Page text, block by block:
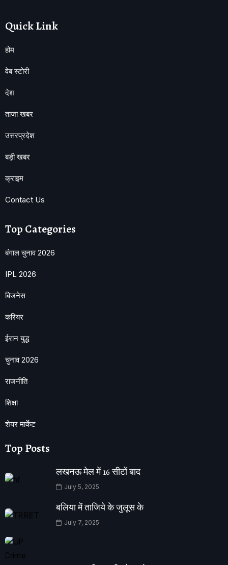
Quick Link
होम
वेब स्टोरी
देश
ताजा खबर
उत्तरप्रदेश
बड़ी खबर
क्राइम
Contact Us
Top Categories
बंगाल चुनाव 2026
IPL 2026
बिजनेस
करियर
ईरान युद्ध
चुनाव 2026
राजनीति
शिक्षा
शेयर मार्केट
Top Posts
लखनऊ मेल में 16 सीटों बाद
July 5, 2025
बलिया में ताजिये के जुलूस के
July 7, 2025